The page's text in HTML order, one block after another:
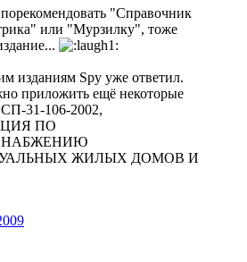
"Справочник
или "Мурзилку", тоже
изданиям Spy уже ответил.
приложить ещё некоторые
31-106-2002,
ПО
ЖИЛЫХ ДОМОВ И